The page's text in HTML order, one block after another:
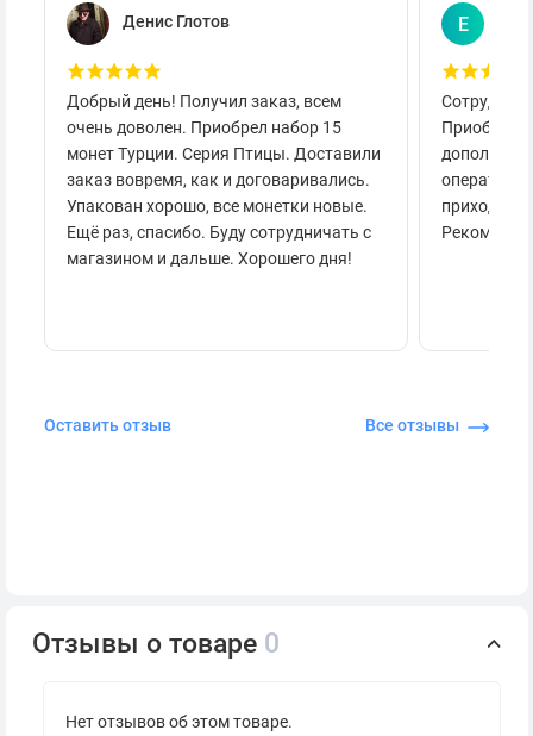
Денис Глотов
Добрый день! Получил заказ, всем
очень доволен. Приобрел набор 15
монет Турции. Серия Птицы. Доставили
заказ вовремя, как и договаривались.
Упакован хорошо, все монетки новые.
Ещё раз, спасибо. Буду сотрудничать с
магазином и дальше. Хорошего дня!
Е
приходило
Оставить отзыв Все отзывы
Отзывы о товаре 0
Нет отзывов об этом товаре.